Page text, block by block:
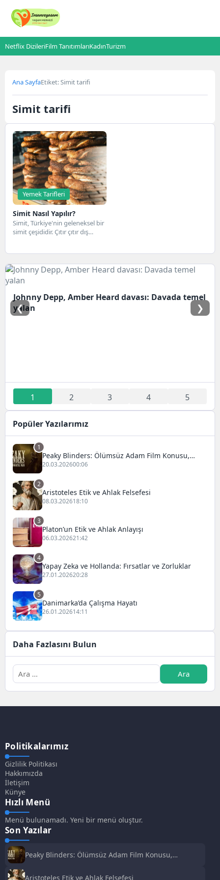
Netflix DizileriFilm TanıtımlarıKadınTurizm
Ana SayfaEtiket: Simit tarifi
Simit tarifi
Yemek Tarifleri
Simit Nasıl Yapılır?
Simit, Türkiye'nin geleneksel bir
simit çeşididir. Çıtır çıtır dış
Johnny Depp, Amber Heard davası: Davada temel
yalan
❮ ❯
1 2 3 4 5
Popüler Yazılarımız
1
Peaky Blinders: Ölümsüz Adam Film Konusu,
Oyuncuları ve İnceleme
20.03.202600:06
2
Aristoteles Etik ve Ahlak Felsefesi
08.03.202618:10
3
Platon’un Etik ve Ahlak Anlayışı
06.03.202621:42
4
Yapay Zeka ve Hollanda: Fırsatlar ve Zorluklar
27.01.202620:28
5
Danimarka’da Çalışma Hayatı
26.01.202614:11
Daha Fazlasını Bulun
Politikalarımız
Gizlilik Politikası
Hakkımızda
İletişim
Künye
Hızlı Menü
Menü bulunamadı. Yeni bir menü oluştur.
Son Yazılar
Peaky Blinders: Ölümsüz Adam Film Konusu,
Aristoteles Etik ve Ahlak Felsefesi